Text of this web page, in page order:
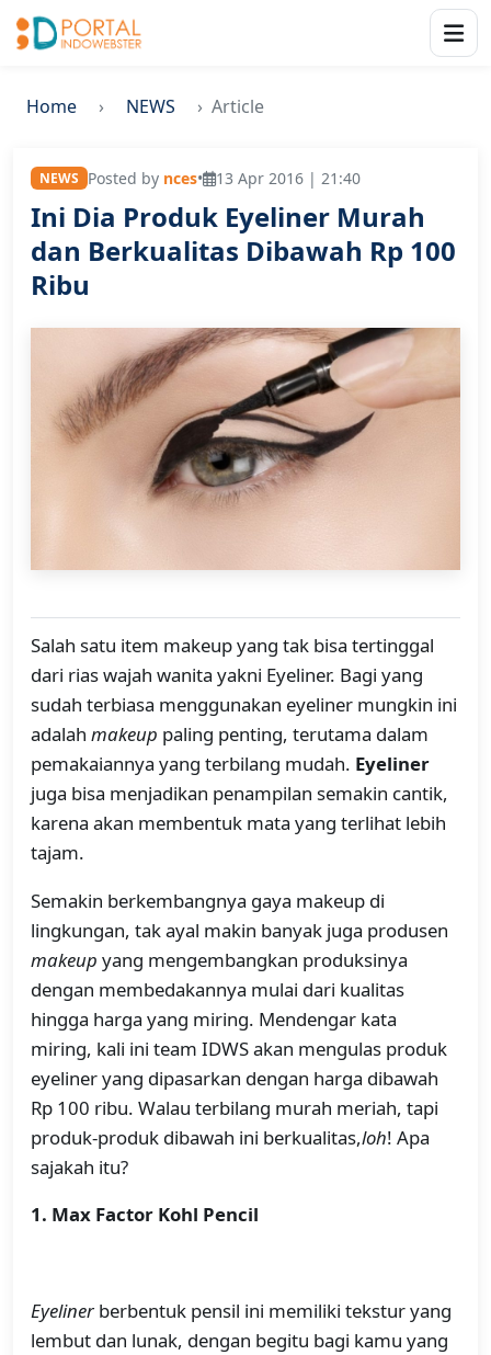
Home NEWS Article
NEWS Posted by nces• 13 Apr 2016 | 21:40
Ini Dia Produk Eyeliner Murah
dan Berkualitas Dibawah Rp 100
Ribu
Salah satu item makeup yang tak bisa tertinggal
dari rias wajah wanita yakni Eyeliner. Bagi yang
sudah terbiasa menggunakan eyeliner mungkin ini
adalah makeup paling penting, terutama dalam
pemakaiannya yang terbilang mudah. Eyeliner
juga bisa menjadikan penampilan semakin cantik,
karena akan membentuk mata yang terlihat lebih
tajam.
Semakin berkembangnya gaya makeup di
lingkungan, tak ayal makin banyak juga produsen
makeup yang mengembangkan produksinya
dengan membedakannya mulai dari kualitas
hingga harga yang miring. Mendengar kata
miring, kali ini team IDWS akan mengulas produk
eyeliner yang dipasarkan dengan harga dibawah
Rp 100 ribu. Walau terbilang murah meriah, tapi
produk-produk dibawah ini berkualitas,loh! Apa
sajakah itu?
1. Max Factor Kohl Pencil
Eyeliner berbentuk pensil ini memiliki tekstur yang
lembut dan lunak, dengan begitu bagi kamu yang